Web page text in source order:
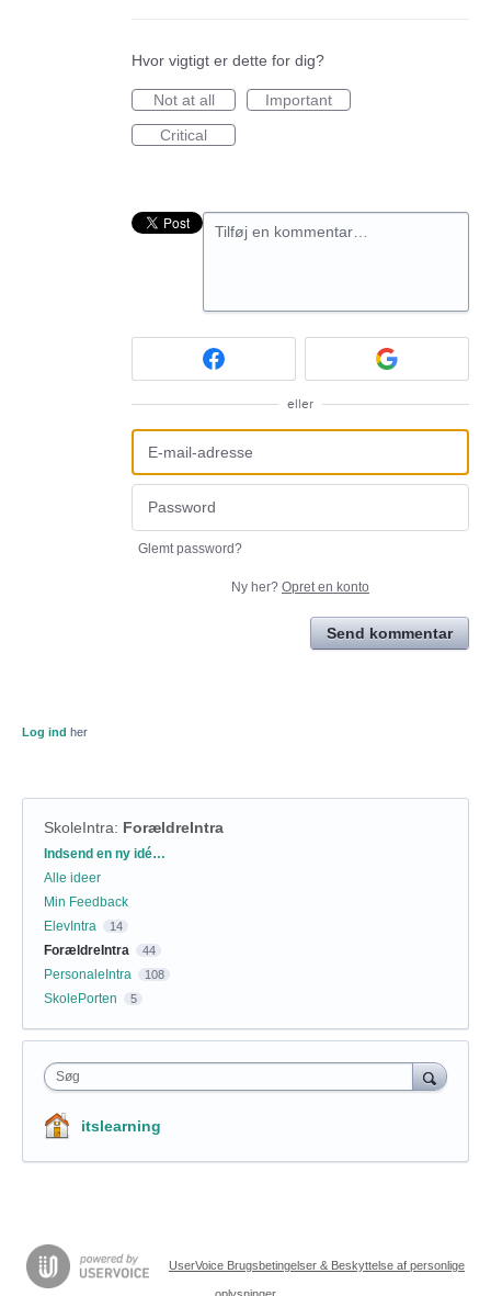
Hvor vigtigt er dette for dig?
Not at all
Important
Critical
Tilføj en kommentar…
eller
Glemt password?
Ny her? Opret en konto
Send kommentar
Log ind her
SkoleIntra: ForældreIntra
Kategorier
Indsend en ny idé…
Alle ideer
Min Feedback
ElevIntra
14
ForældreIntra 44
PersonaleIntra 108
SkolePorten 5
Søg
itslearning
UserVoice Brugsbetingelser & Beskyttelse af personlige